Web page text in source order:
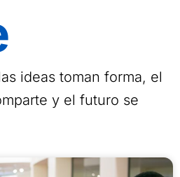
ideas toman forma, el
y el futuro se
P
P
P